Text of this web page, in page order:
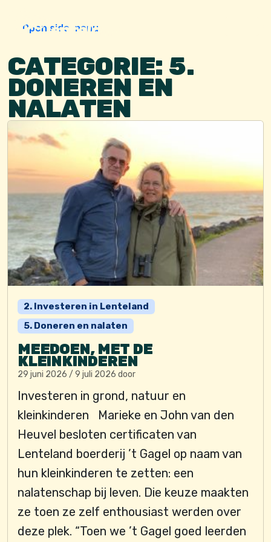
CATEGORIE: 5.
DONEREN EN
NALATEN
2. Investeren in Lenteland
5. Doneren en nalaten
MEEDOEN, MET DE
KLEINKINDEREN
29 juni 2026 / 9 juli 2026 door
Investeren in grond, natuur en
kleinkinderen Marieke en John van den
Heuvel besloten certificaten van
Lenteland boerderij ’t Gagel op naam van
hun kleinkinderen te zetten: een
nalatenschap bij leven. Die keuze maakten
ze toen ze zelf enthousiast werden over
deze plek. “Toen we ’t Gagel goed leerden
Open side menu